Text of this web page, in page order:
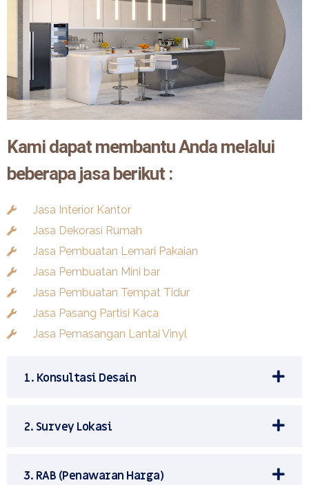
Kami dapat membantu Anda melalui
beberapa jasa berikut :
Jasa Interior Kantor
Jasa Dekorasi Rumah
Jasa Pembuatan Lemari Pakaian
Jasa Pembuatan Mini bar
Jasa Pembuatan Tempat Tidur
Jasa Pasang Partisi Kaca
Jasa Pemasangan Lantai Vinyl
1. Konsultasi Desain
2. Survey Lokasi
3. RAB (Penawaran Harga)